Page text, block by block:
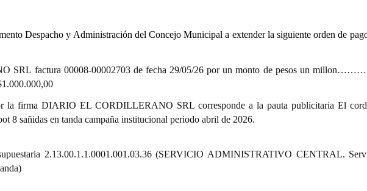
Despacho y Administración del Concejo Municipal a extender la siguiente orden de
SRL factura 00008-00002703 de fecha 29/05/26 por un monto de pesos un
la firma DIARIO EL CORDILLERANO SRL corresponde a la pauta publicitaria El
8 sañidas en tanda campaña institucional periodo abril de 2026.
2.13.00.1.1.0001.001.03.36 (SERVICIO ADMINISTRATIVO CENTRAL.